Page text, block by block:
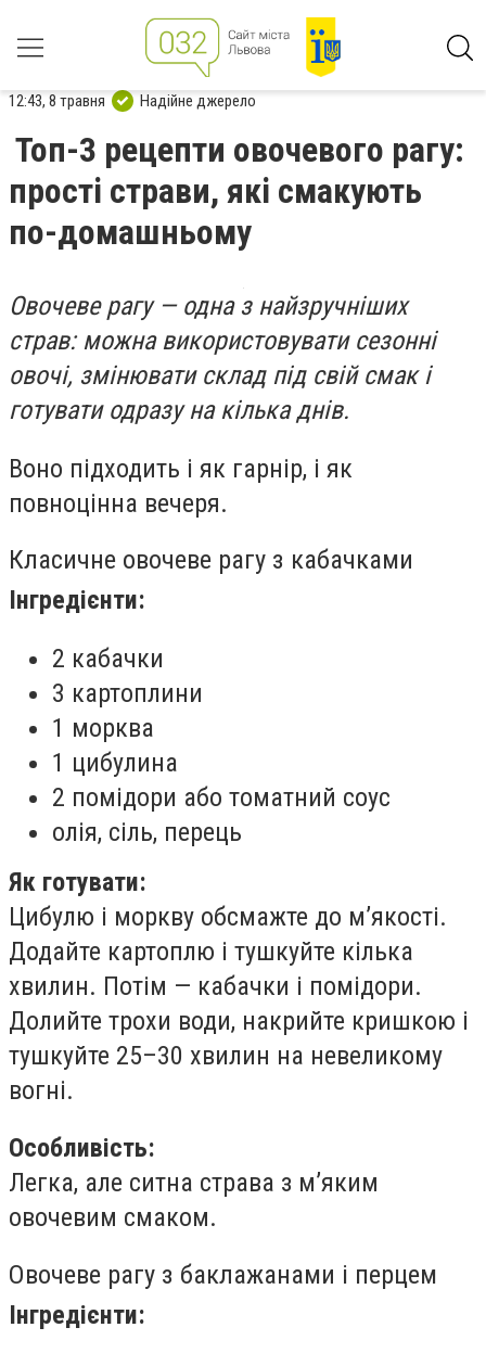
12:43, 8 травня Надійне джерело
Топ-3 рецепти овочевого рагу:
прості страви, які смакують
по-домашньому
Овочеве рагу — одна з найзручніших
страв: можна використовувати сезонні
овочі, змінювати склад під свій смак і
готувати одразу на кілька днів.
Воно підходить і як гарнір, і як
повноцінна вечеря.
Класичне овочеве рагу з кабачками
Інгредієнти:
2 кабачки
3 картоплини
1 морква
1 цибулина
2 помідори або томатний соус
олія, сіль, перець
Як готувати:
Цибулю і моркву обсмажте до м’якості.
Додайте картоплю і тушкуйте кілька
хвилин. Потім — кабачки і помідори.
Долийте трохи води, накрийте кришкою і
тушкуйте 25–30 хвилин на невеликому
вогні.
Особливість:
Легка, але ситна страва з м’яким
овочевим смаком.
Овочеве рагу з баклажанами і перцем
Інгредієнти: